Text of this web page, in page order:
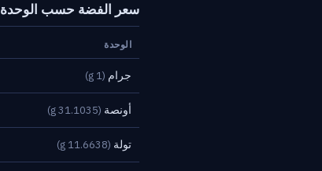
سعر الفضة حسب الوحدة
الوحدة
جرام (1 g)
أونصة (31.1035 g)
تولة (11.6638 g)